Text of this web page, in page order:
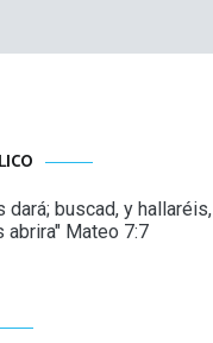
dará; buscad, y hallaréis,
abrira" Mateo 7:7